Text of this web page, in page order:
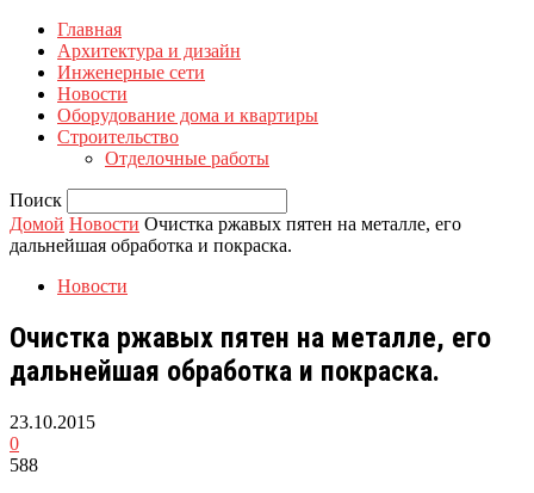
Главная
Архитектура и дизайн
Инженерные сети
Новости
Оборудование дома и квартиры
Строительство
Отделочные работы
Поиск
Домой Новости Очистка ржавых пятен на металле, его
дальнейшая обработка и покраска.
Новости
Очистка ржавых пятен на металле, его
дальнейшая обработка и покраска.
23.10.2015
0
588